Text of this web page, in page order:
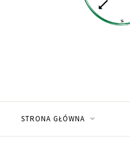
STRONA GŁÓWNA